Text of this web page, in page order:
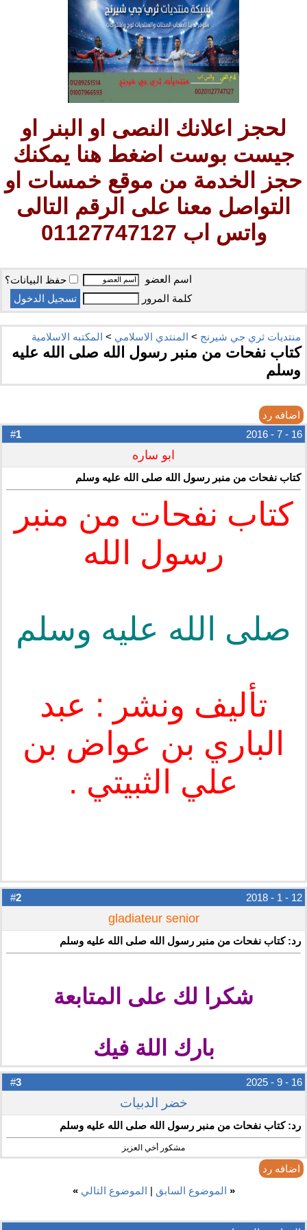
لحجز اعلانك النصى او البنر او
جيست بوست اضغط هنا يمكنك
حجز الخدمة من موقع خمسات او
التواصل معنا على الرقم التالى
واتس اب 01127747127
اسم العضو
حفظ البيانات؟
كلمة المرور
منتديات ثري جي شيرنج > المنتدي الاسلامي > المكتبه الاسلامية
كتاب نفحات من منبر رسول الله صلى الله عليه
وسلم
اضافه رد
1 16 - 7 - 2016
ابو ساره
كتاب نفحات من منبر رسول الله صلى الله عليه وسلم
كتاب نفحات من منبر
رسول الله
صلى الله عليه وسلم
تأليف ونشر : عبد
الباري بن عواض بن
علي الثبيتي .
2 12 - 1 - 2018
gladiateur senior
رد: كتاب نفحات من منبر رسول الله صلى الله عليه وسلم
شكرا لك على المتابعة
بارك اللة فيك
3 16 - 9 - 2025
خضر الدبيات
رد: كتاب نفحات من منبر رسول الله صلى الله عليه وسلم
مشكور أخي العزيز
اضافه رد
« الموضوع السابق | الموضوع التالي »